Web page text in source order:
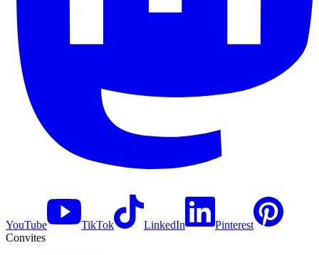
YouTube TikTok LinkedIn
Pinterest
Convites